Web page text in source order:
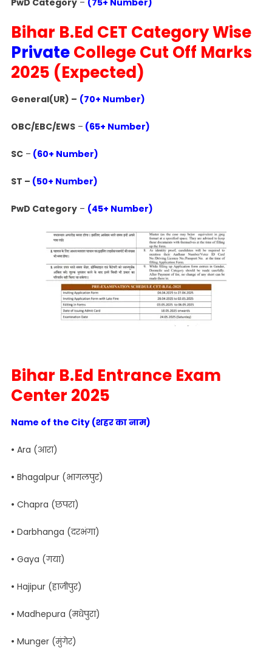
PwD Category– (75+ Number)
Bihar B.Ed CET Category Wise
PrivateCollege Cut Off Marks
2025 (Expected)
General(UR) – (70+ Number)
OBC/EBC/EWS– (65+ Number)
SC– (60+ Number)
ST – (50+ Number)
PwD Category– (45+ Number)
Bihar B.Ed Entrance Exam
Center 2025
Name of the City (शहर का नाम)
• Ara (आरा)
• Bhagalpur (भागलपुर)
• Chapra (छपरा)
• Darbhanga (दरभंगा)
• Gaya (गया)
• Hajipur (हाजीपुर)
• Madhepura (मधेपुरा)
• Munger (मुंगेर)